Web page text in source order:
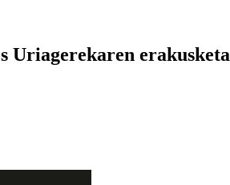
Uriagerekaren erakusketa